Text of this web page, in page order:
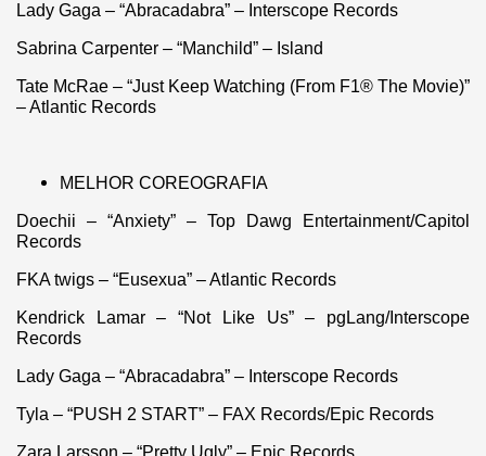
Lady Gaga – “Abracadabra” – Interscope Records
Sabrina Carpenter – “Manchild” – Island
Tate McRae – “Just Keep Watching (From F1® The Movie)”
– Atlantic Records
MELHOR COREOGRAFIA
Doechii – “Anxiety” – Top Dawg Entertainment/Capitol
Records
FKA twigs – “Eusexua” – Atlantic Records
Kendrick Lamar – “Not Like Us” – pgLang/Interscope
Records
Lady Gaga – “Abracadabra” – Interscope Records
Tyla – “PUSH 2 START” – FAX Records/Epic Records
Zara Larsson – “Pretty Ugly” – Epic Records